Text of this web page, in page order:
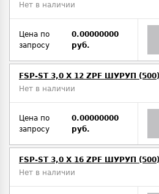
Нет в наличии
Цена по
запросу
0.00000000
руб.
FSP-ST 3,0 X 12 ZPF ШУРУП (500)
Нет в наличии
Цена по
запросу
0.00000000
руб.
FSP-ST 3,0 X 16 ZPF ШУРУП (500)
Нет в наличии